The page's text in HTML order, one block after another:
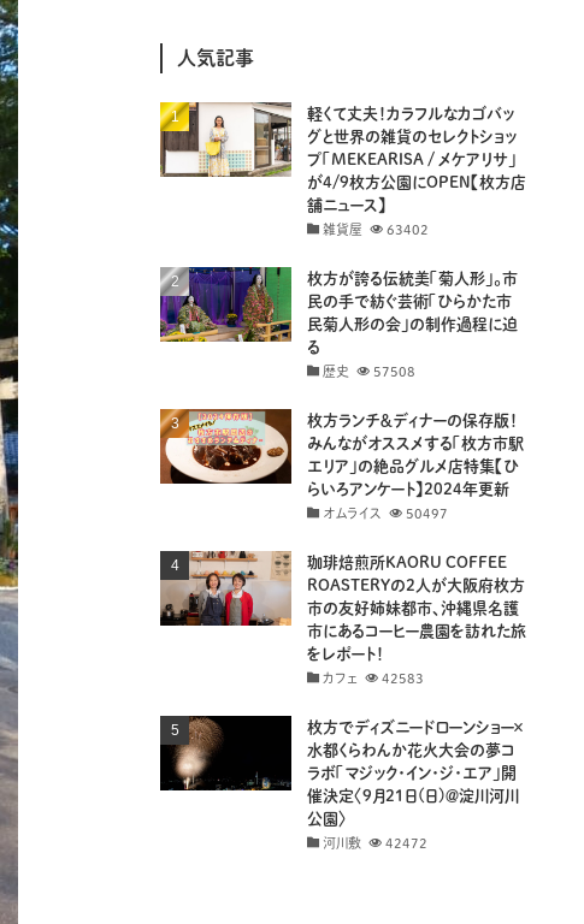
(26)
(8)
(8)
(29)
(18)
人気記事
軽くて丈夫！カラフルなカゴバッ
グと世界の雑貨のセレクトショッ
プ「MEKEARISA / メケアリサ」
が4/9枚方公園にOPEN【枚方店
舗ニュース】
雑貨屋 63402
枚方が誇る伝統美「菊人形」。市
民の手で紡ぐ芸術「ひらかた市
民菊人形の会」の制作過程に迫
る
歴史 57508
枚方ランチ＆ディナーの保存版！
みんながオススメする「枚方市駅
エリア」の絶品グルメ店特集【ひ
らいろアンケート】2024年更新
オムライス 50497
珈琲焙煎所KAORU COFFEE
ROASTERYの2人が大阪府枚方
市の友好姉妹都市、沖縄県名護
市にあるコーヒー農園を訪れた旅
をレポート！
カフェ 42583
枚方でディズニードローンショー×
水都くらわんか花火大会の夢コ
ラボ「マジック・イン・ジ・エア」開
催決定〈9月21日(日)＠淀川河川
公園〉
河川敷 42472